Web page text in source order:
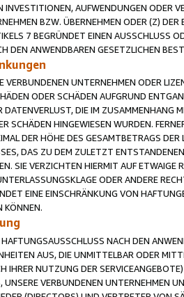
INVESTITIONEN, AUFWENDUNGEN ODER
BZW. ÜBERNEHMEN ODER (Z)
7 BEGRÜNDET EINEN AUSSCHLUSS
DEN ANWENDBAREN GESETZLICHEN
VERBUNDENEN UNTERNEHMEN ODER
ODER SCHÄDEN AUFGRUND
DATENVERLUST, DIE IM ZUSAMMENHANG
SCHÄDEN HINGEWIESEN WURDEN.
DER HÖHE DES GESAMTBETRAGS
DAS ZU DEM ZULETZT
SIE VERZICHTEN HIERMIT AUF
ODER ANDERE
EINE EINSCHRÄNKUNG VON
KÖNNEN.
NACH DEN
AUS, DIE UNMITTELBAR ODER
IHRER NUTZUNG DER
VERBUNDENEN UNTERNEHMEN